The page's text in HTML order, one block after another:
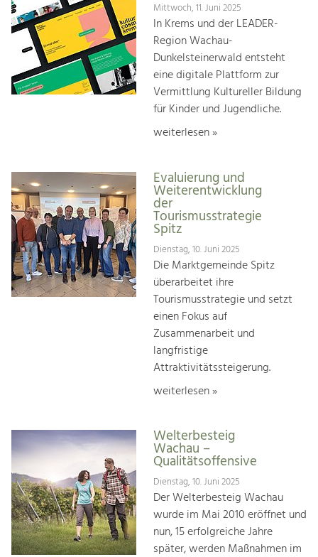
Mittwoch, 11. Juni 2025
In Krems und der LEADER-
Region Wachau-
Dunkelsteinerwald entsteht
eine digitale Plattform zur
Vermittlung Kultureller Bildung
für Kinder und Jugendliche.
weiterlesen »
Evaluierung und
Weiterentwicklung
der
Tourismusstrategie
Spitz
Dienstag, 10. Juni 2025
Die Marktgemeinde Spitz
überarbeitet ihre
Tourismusstrategie und setzt
einen Fokus auf
Zusammenarbeit und
langfristige
Attraktivitätssteigerung.
weiterlesen »
Welterbesteig
Wachau –
Qualitätsoffensive
Dienstag, 10. Juni 2025
Der Welterbesteig Wachau
wurde im Mai 2010 eröffnet und
nun, 15 erfolgreiche Jahre
später, werden Maßnahmen im